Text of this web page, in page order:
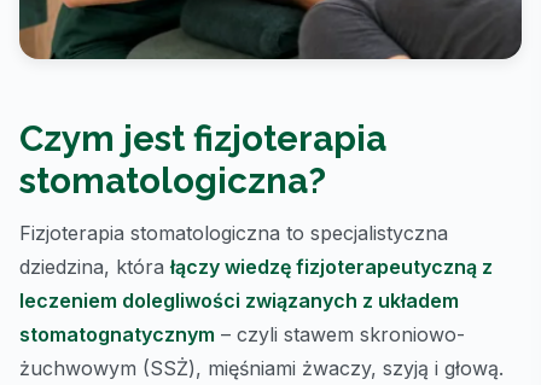
Czym jest fizjoterapia
stomatologiczna?
Fizjoterapia stomatologiczna to specjalistyczna
dziedzina, którałączy wiedzę fizjoterapeutyczną z
leczeniem dolegliwości związanych z układem
stomatognatycznym – czyli stawem skroniowo-
żuchwowym (SSŻ), mięśniami żwaczy, szyją i głową.